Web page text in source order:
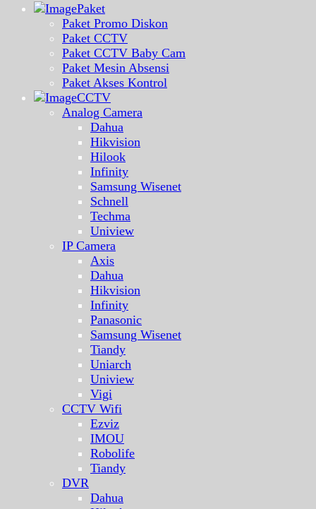
Paket
Paket Promo Diskon
Paket CCTV
Paket CCTV Baby Cam
Paket Mesin Absensi
Paket Akses Kontrol
CCTV
Analog Camera
Dahua
Hikvision
Hilook
Infinity
Samsung Wisenet
Schnell
Techma
Uniview
IP Camera
Axis
Dahua
Hikvision
Infinity
Panasonic
Samsung Wisenet
Tiandy
Uniarch
Uniview
Vigi
CCTV Wifi
Ezviz
IMOU
Robolife
Tiandy
DVR
Dahua